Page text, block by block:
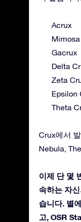
Acrux
Mimosa
Gacrux
Delta
Zeta
Epsilon
Theta
Crux에서
Nebula,
이제 단 몇
속하는 자
습니다. 별
고, OSR